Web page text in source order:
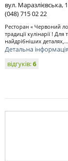
вул. Маразлієвська,
(048) 715 02 22
Ресторан « Червоний
традиції кулінарії !
найдрібніших деталях,...
Детальна інформація
відгуків:6